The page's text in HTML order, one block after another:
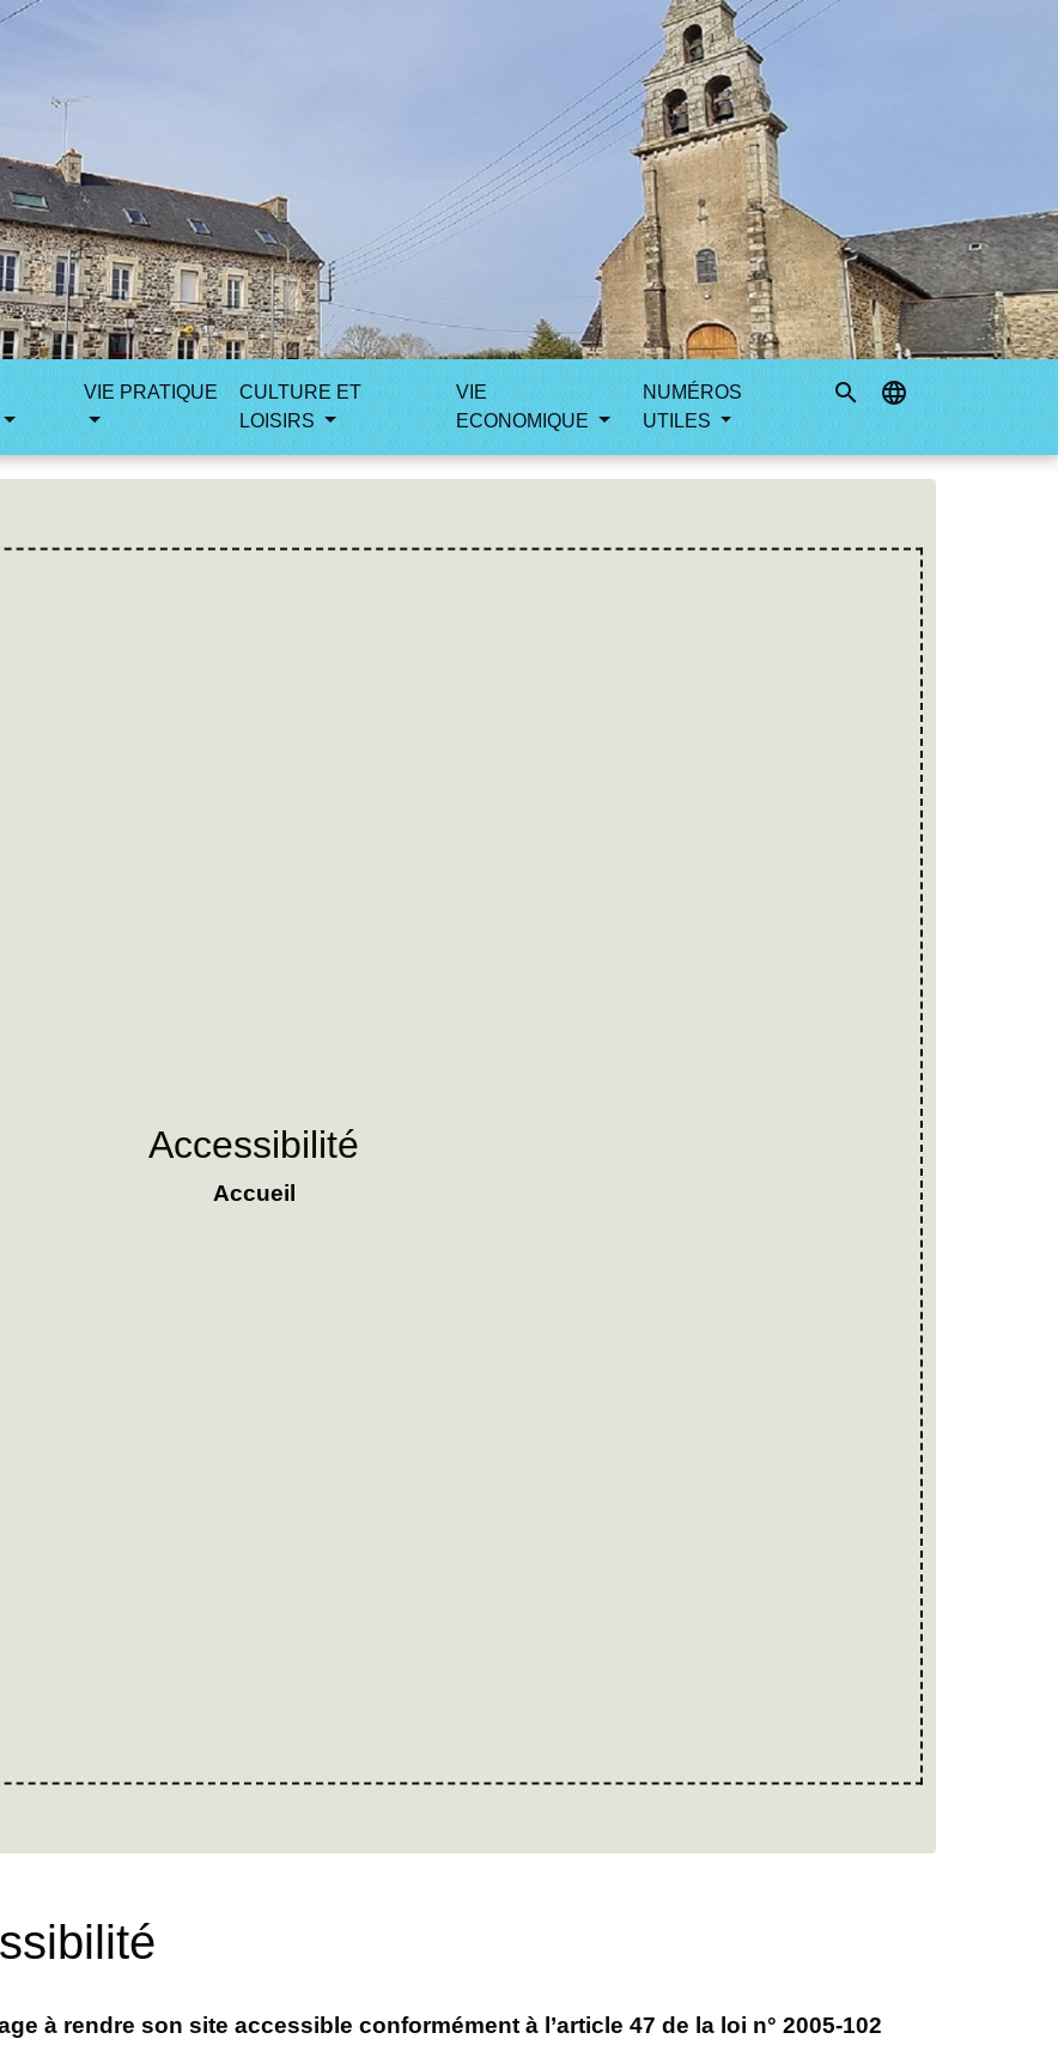
VIE PRATIQUE
CULTURE ET
LOISIRS
VIE
ECONOMIQUE
NUMÉROS
UTILES
search language
Accessibilité
Accueil
à rendre son site accessible conformément à l’article 47 de la loi n° 2005-102